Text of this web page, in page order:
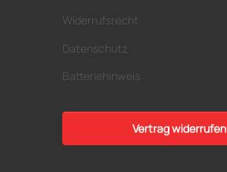
Widerrufsrecht
Datenschutz
Batteriehinweis
Vertrag widerrufen